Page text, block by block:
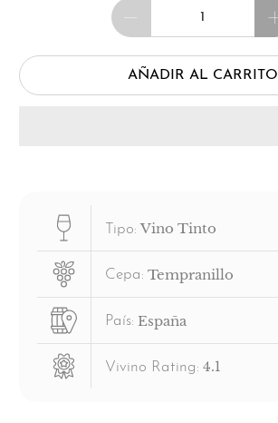
Cantidad
AÑADIR AL CARRITO
Tipo: Vino Tinto
Cepa: Tempranillo
País: España
Vivino Rating: 4.1